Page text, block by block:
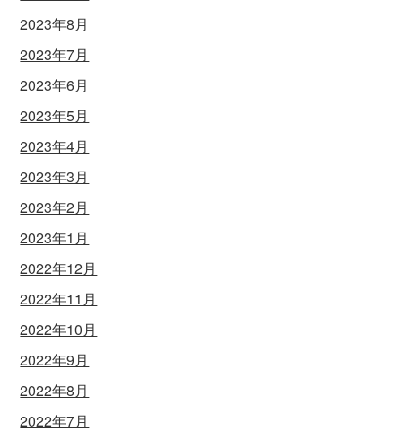
2023年8月
2023年7月
2023年6月
2023年5月
2023年4月
2023年3月
2023年2月
2023年1月
2022年12月
2022年11月
2022年10月
2022年9月
2022年8月
2022年7月